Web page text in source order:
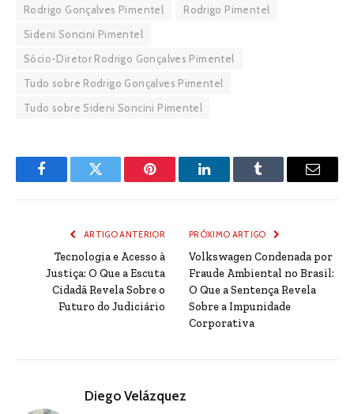
Rodrigo Gonçalves Pimentel
Rodrigo Pimentel
Sideni Soncini Pimentel
Sócio-Diretor Rodrigo Gonçalves Pimentel
Tudo sobre Rodrigo Gonçalves Pimentel
Tudo sobre Sideni Soncini Pimentel
FacebookTwitter Pinterest LinkedInTumblr Email
ARTIGO ANTERIOR
Tecnologia e Acesso à
Justiça: O Que a Escuta
Cidadã Revela Sobre o
Futuro do Judiciário
PRÓXIMO ARTIGO
Volkswagen Condenada por
Fraude Ambiental no Brasil:
O Que a Sentença Revela
Sobre a Impunidade
Corporativa
Diego Velázquez